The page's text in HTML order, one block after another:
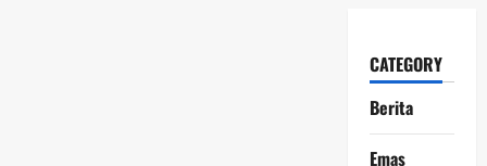
CATEGORY
Berita
Emas